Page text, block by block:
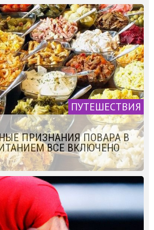
ПУТЕШЕСТВИЯ
ПРИЗНАНИЯ ПОВАРА В
ВСЕ ВКЛЮЧЕНО